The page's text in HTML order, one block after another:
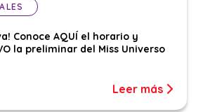
Conoce AQUÍ el horario y
la preliminar del Miss Universo
Leer más